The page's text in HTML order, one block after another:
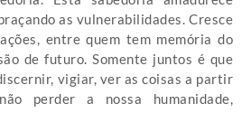
as vulnerabilidades. Cresce
entre quem tem memória do
de futuro. Somente juntos é que
vigiar, ver as coisas a partir
perder a nossa humanidade,